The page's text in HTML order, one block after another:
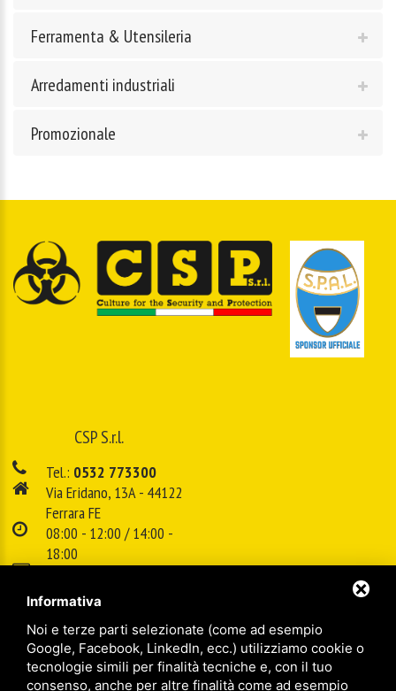
Ferramenta & Utensileria
Arredamenti industriali
Promozionale
CSP S.r.l.
Tel.: 0532 773300
Via Eridano, 13A - 44122
Ferrara FE
08:00 - 12:00 / 14:00 -
18:00
info@cspsrl.biz
Sitemap / Privacy policy/Legal
Informativa
Noi e terze parti selezionate (come ad esempio
Google, Facebook, LinkedIn, ecc.) utilizziamo cookie o
tecnologie simili per finalità tecniche e, con il tuo
consenso, anche per altre finalità come ad esempio